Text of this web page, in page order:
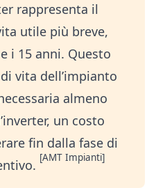
rappresenta il
utile più breve,
i 15 anni. Questo
vita dell’impianto
almeno
un costo
fin dalla fase di
[AMT Impianti]